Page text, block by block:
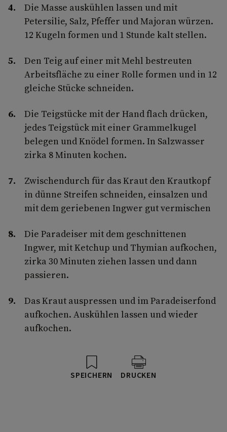
Die Masse auskühlen lassen und mit
Petersilie, Salz, Pfeffer und Majoran würzen.
12 Kugeln formen und 1 Stunde kalt stellen.
Den Teig auf einer mit Mehl bestreuten
Arbeitsfläche zu einer Rolle formen und in 12
gleiche Stücke schneiden.
Die Teigstücke mit der Hand flach drücken,
jedes Teigstück mit einer Grammelkugel
belegen und Knödel formen. In Salzwasser
zirka 8 Minuten kochen.
Zwischendurch für das Kraut den Krautkopf
in dünne Streifen schneiden, einsalzen und
mit dem geriebenen Ingwer gut vermischen
Die Paradeiser mit dem geschnittenen
Ingwer, mit Ketchup und Thymian aufkochen,
zirka 30 Minuten ziehen lassen und dann
passieren.
Das Kraut auspressen und im Paradeiserfond
aufkochen. Auskühlen lassen und wieder
aufkochen.
SPEICHERN DRUCKEN